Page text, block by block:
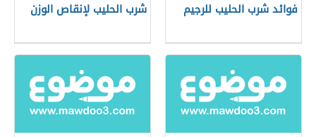
فوائد شرب الحليب للرجيم شرب الحليب لإنقاص الوزن